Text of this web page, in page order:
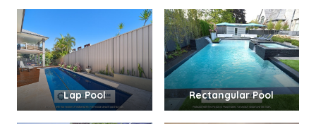
Lap Pool Rectangular Pool